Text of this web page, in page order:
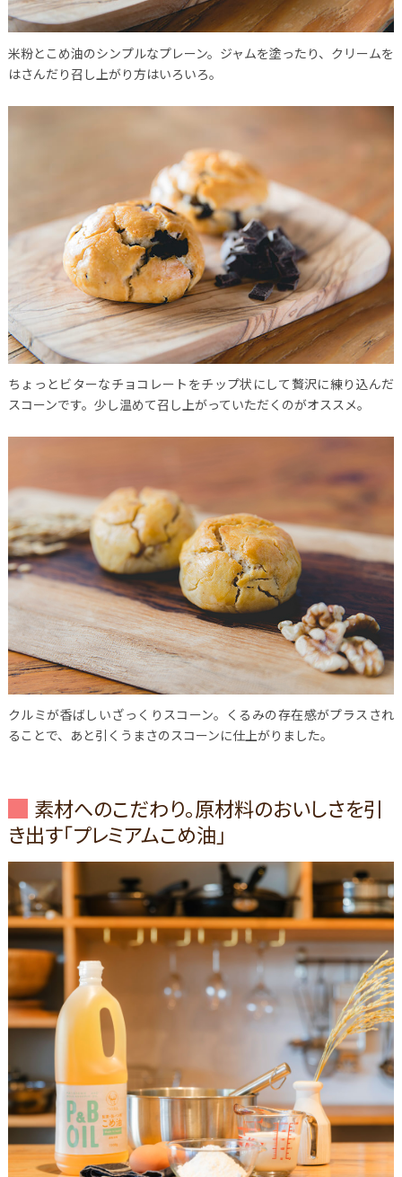
米粉とこめ油のシンプルなプレーン。ジャムを塗ったり、クリームを
はさんだり召し上がり方はいろいろ。
ちょっとビターなチョコレートをチップ状にして贅沢に練り込んだ
スコーンです。少し温めて召し上がっていただくのがオススメ。
クルミが香ばしいざっくりスコーン。くるみの存在感がプラスされ
ることで、あと引くうまさのスコーンに仕上がりました。
素材へのこだわり。原材料のおいしさを引
き出す「プレミアムこめ油」